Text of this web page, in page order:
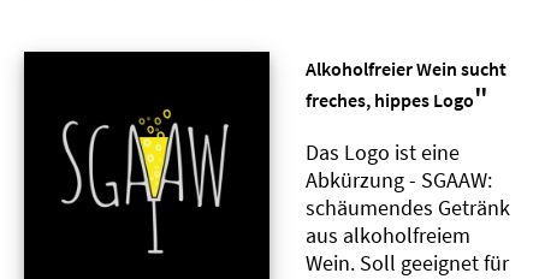
Alkoholfreier Wein sucht
freches, hippes Logo"
Das Logo ist eine
Abkürzung - SGAAW:
schäumendes Getränk
aus alkoholfreiem
Wein. Soll geeignet für